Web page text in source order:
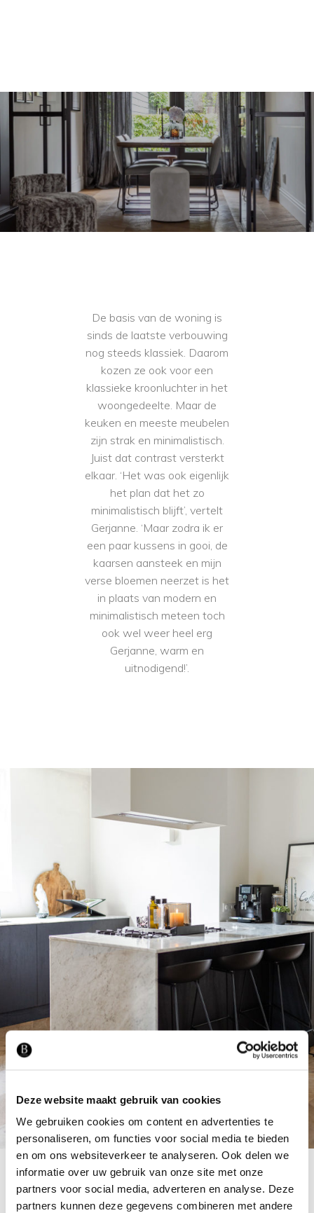
Deze website maakt gebruik van cookies
We gebruiken cookies om content en advertenties te
personaliseren, om functies voor social media te bieden
en om ons websiteverkeer te analyseren. Ook delen we
informatie over uw gebruik van onze site met onze
partners voor social media, adverteren en analyse. Deze
partners kunnen deze gegevens combineren met andere
De basis van de woning is
sinds de laatste verbouwing
nog steeds klassiek. Daarom
kozen ze ook voor een
klassieke kroonluchter in het
woongedeelte. Maar de
keuken en meeste meubelen
zijn strak en minimalistisch.
Juist dat contrast versterkt
elkaar. ‘Het was ook eigenlijk
het plan dat het zo
minimalistisch blijft’, vertelt
Gerjanne. ‘Maar zodra ik er
een paar kussens in gooi, de
kaarsen aansteek en mijn
verse bloemen neerzet is het
in plaats van modern en
minimalistisch meteen toch
ook wel weer heel erg
Gerjanne, warm en
uitnodigend!’.